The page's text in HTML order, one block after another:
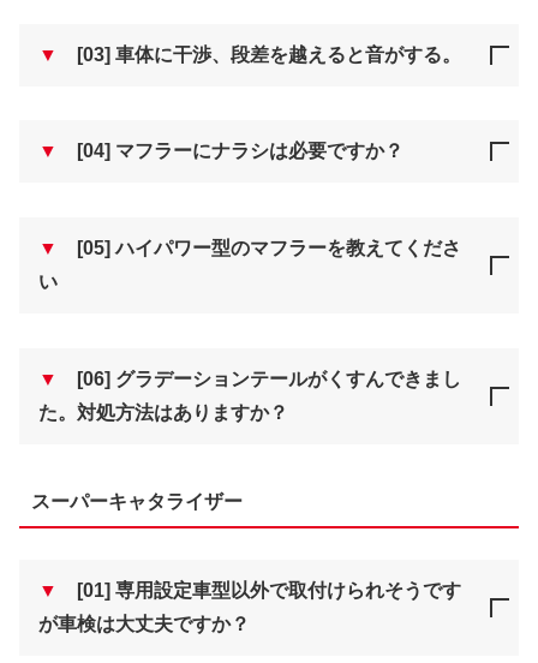
▼ [03] 車体に干渉、段差を越えると音がする。
▼ [04] マフラーにナラシは必要ですか？
▼
[05] ハイパワー型のマフラーを教えてくださ
い
▼
[06] グラデーションテールがくすんできまし
た。対処方法はありますか？
スーパーキャタライザー
▼
[01] 専用設定車型以外で取付けられそうです
が車検は大丈夫ですか？